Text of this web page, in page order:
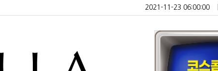
2021-11-23 06:00:00